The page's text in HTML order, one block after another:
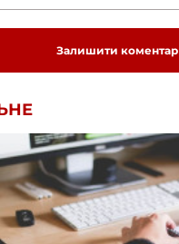
Залишити коментар